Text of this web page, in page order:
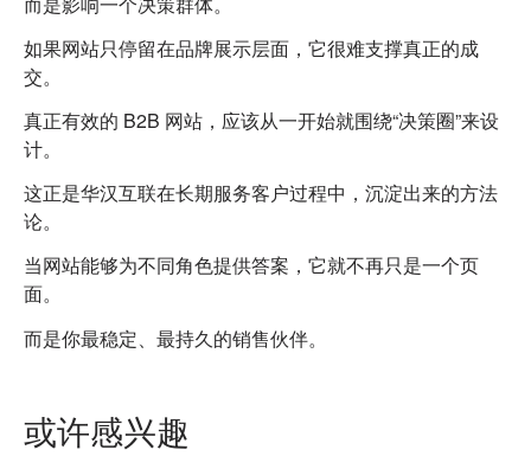
如果网站只停留在品牌展示层面， 它很难支撑真正的成
交。
真正有效的 B2B 网站， 应该从一开始就围绕“决策圈”来设
计。
这正是华汉互联在长期服务客户过程中，沉淀出来的方法
论。
当网站能够为不同角色提供答案， 它就不再只是一个页
面。
而是你最稳定、最持久的销售伙伴。
或许感兴趣